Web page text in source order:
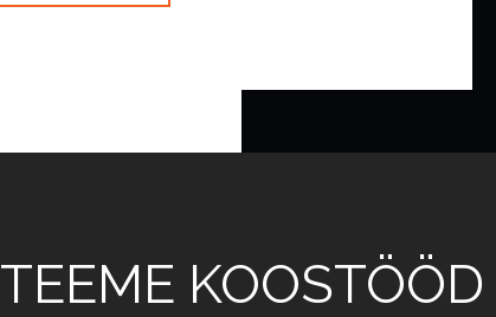
TEEME KOOSTÖÖD